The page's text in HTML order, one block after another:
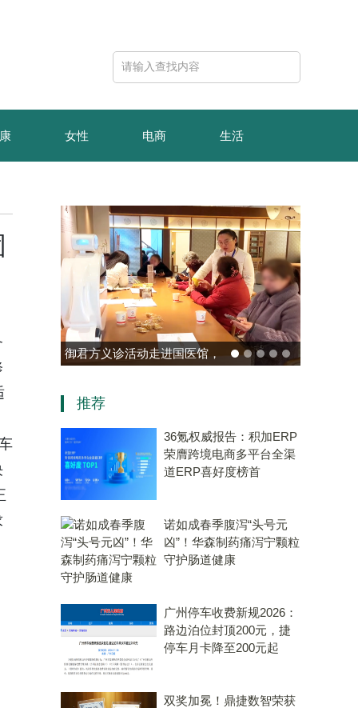
女性 电商 生活
玻色量子完成10亿元B轮融
算机赛道唯一代表！
推荐
36氪权威报告：积加ERP
荣膺跨境电商多平台全渠
道ERP喜好度榜首
诺如成春季腹泻“头号元
凶”！华森制药痛泻宁颗粒
守护肠道健康
广州停车收费新规2026：
路边泊位封顶200元，捷
停车月卡降至200元起
双奖加冕！鼎捷数智荣获